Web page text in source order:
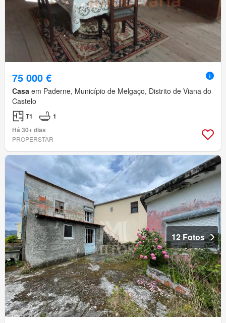
75 000 €
Casa em Paderne, Município de Melgaço, Distrito de Viana do
Castelo
T1
1
Há 30+ dias
PROPERSTAR
12 Fotos